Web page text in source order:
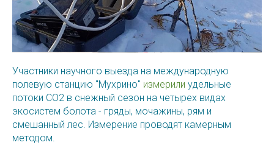
Участники научного выезда на международную
полевую станцию "Мухрино" измерили удельные
потоки СО2 в снежный сезон на четырех видах
экосистем болота - гряды, мочажины, рям и
смешанный лес. Измерение проводят камерным
методом.